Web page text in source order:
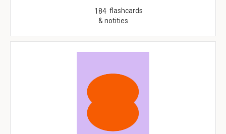
184 flashcards
& notities